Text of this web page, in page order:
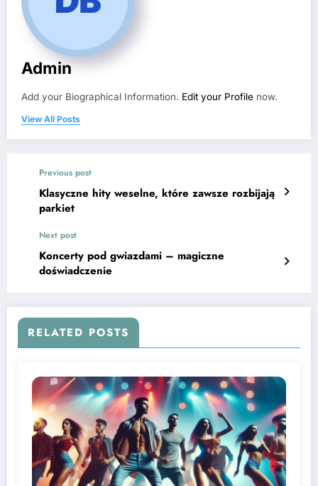
Admin
Add your Biographical Information. Edit your Profile now.
View All Posts
Previous post
Klasyczne hity weselne, które zawsze rozbijają
parkiet
Next post
Koncerty pod gwiazdami – magiczne
doświadczenie
RELATED POSTS